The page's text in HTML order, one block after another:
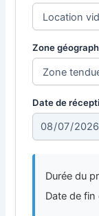
Zone
Date de
Durée du
Date de